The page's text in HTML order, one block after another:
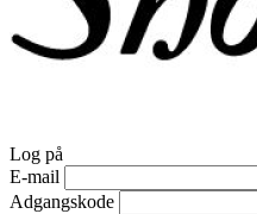
Log på
E-mail
Adgangskode